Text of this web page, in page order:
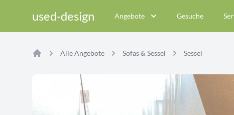
used-design Angebote Gesuche
Alle Angebote Sofas & Sessel Sessel